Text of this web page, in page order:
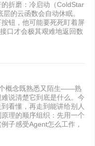
折磨：冷启动（ColdStar
的云函数会自动休眠。
钮，他可能要死死盯着屏
口才会极其艰难地返回数
概念既熟悉又陌生——熟
说清楚它到底是什么。今
看懂，再走到能讲给别人
理的顺序组织：先用一个
子感受Agent怎么工作，